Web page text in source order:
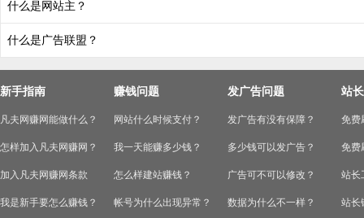
什么是网站主？
什么是广告联盟？
新手指南
凡夫网赚网能做什么？
怎样加入凡夫网赚网？
加入凡夫网赚网条款
我是新手要怎么赚钱？
赚钱问题
网站什么时候支付？
我一天能赚多少钱？
怎么样建站赚钱？
帐号为什么出现异常？
发广告问题
发广告有没有保障？
多少钱可以发广告？
广告可不可以修改？
数据为什么不一样？
站
免费
免费
站长
站长